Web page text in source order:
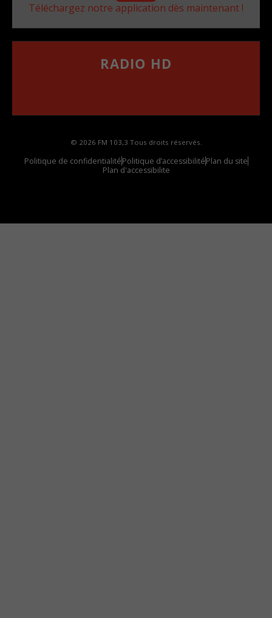
Téléchargez notre application dès maintenant !
RADIO HD
© 2026 FM 103,3 Tous droits réservés.
Politique de confidentialitéPolitique d’accessibilitéPlan du site
Plan d'accessibilite